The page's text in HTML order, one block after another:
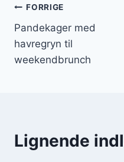
FORRIGE
Pandekager med
havregryn til
weekendbrunch
Lignende